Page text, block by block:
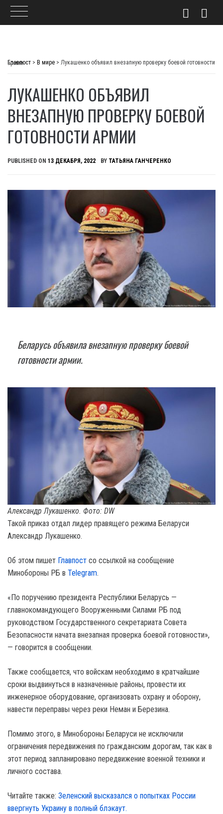
Главпост > В мире >
Лукашенко объявил внезапную проверку боевой готовности армии
ЛУКАШЕНКО ОБЪЯВИЛ
ВНЕЗАПНУЮ ПРОВЕРКУ БОЕВОЙ
ГОТОВНОСТИ АРМИИ
PUBLISHED ON 13 ДЕКАБРЯ, 2022 BY ТАТЬЯНА ГАНЧЕРЕНКО
Беларусь объявила внезапную проверку боевой
готовности армии.
Александр Лукашенко. Фото: DW
Такой приказ отдал лидер правящего режима Беларуси
Александр Лукашенко.
Об этом пишет Главпост со ссылкой на сообщение
Минобороны РБ в Telegram.
«По поручению президента Республики Беларусь —
главнокомандующего Вооруженными Силами РБ под
руководством Государственного секретариата Совета
Безопасности начата внезапная проверка боевой готовности»,
— говорится в сообщении.
Также сообщается, что войскам необходимо в кратчайшие
сроки выдвинуться в назначенные районы, провести их
инженерное оборудование, организовать охрану и оборону,
навести переправы через реки Неман и Березина.
Помимо этого, в Минобороны Беларуси не исключили
ограничения передвижения по гражданским дорогам, так как в
этот период запланировано передвижение военной техники и
личного состава.
Читайте также: Зеленский высказался о попытках России
ввергнуть Украину в полный блэкаут.